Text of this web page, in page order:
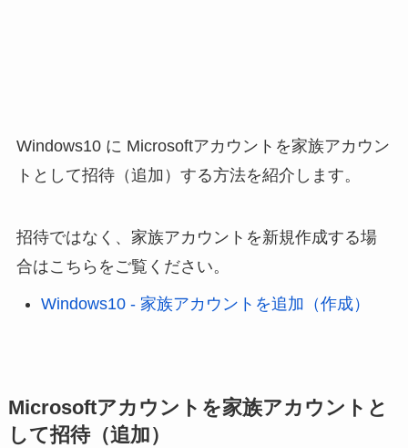
Windows10 に Microsoftアカウントを家族アカウン
トとして招待（追加）する方法を紹介します。
招待ではなく、家族アカウントを新規作成する場
合はこちらをご覧ください。
Windows10 - 家族アカウントを追加（作成）
Microsoftアカウントを家族アカウントと
して招待（追加）